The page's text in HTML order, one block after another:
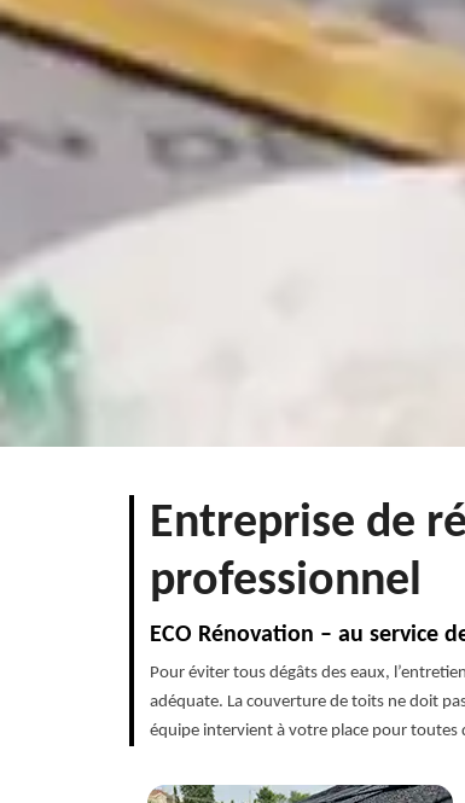
Entreprise de
professionnel
ECO Rénovation – au service
Pour éviter tous dégâts des eaux,
adéquate. La couverture de toits ne doit
équipe intervient à votre place pour toutes